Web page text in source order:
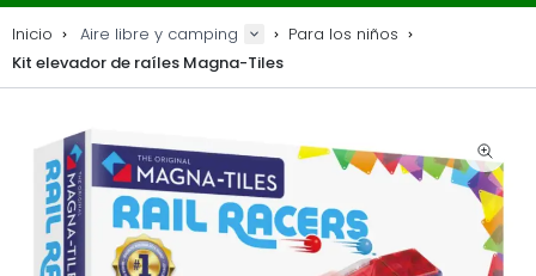
Inicio Aire libre y camping
Para los niños
Kit elevador de raíles Magna-Tiles